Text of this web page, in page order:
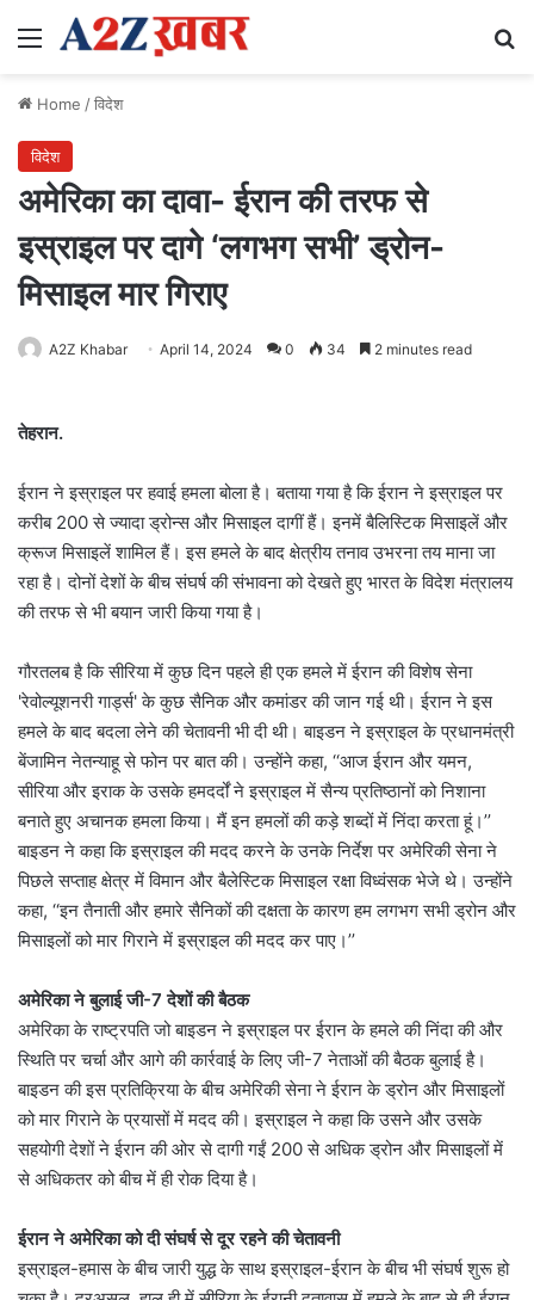
Menu
Home /विदेश
विदेश
अमेरिका का दावा- ईरान की तरफ से
इस्राइल पर दागे ‘लगभग सभी’ ड्रोन-
मिसाइल मार गिराए
A2Z Khabar April 14, 2024 0 34 2 minutes read
तेहरान.
ईरान ने इस्राइल पर हवाई हमला बोला है। बताया गया है कि ईरान ने इस्राइल पर
करीब 200 से ज्यादा ड्रोन्स और मिसाइल दागीं हैं। इनमें बैलिस्टिक मिसाइलें और
क्रूज मिसाइलें शामिल हैं। इस हमले के बाद क्षेत्रीय तनाव उभरना तय माना जा
रहा है। दोनों देशों के बीच संघर्ष की संभावना को देखते हुए भारत के विदेश मंत्रालय
की तरफ से भी बयान जारी किया गया है।
गौरतलब है कि सीरिया में कुछ दिन पहले ही एक हमले में ईरान की विशेष सेना
'रेवोल्यूशनरी गार्ड्स' के कुछ सैनिक और कमांडर की जान गई थी। ईरान ने इस
हमले के बाद बदला लेने की चेतावनी भी दी थी। बाइडन ने इस्राइल के प्रधानमंत्री
बेंजामिन नेतन्याहू से फोन पर बात की। उन्होंने कहा, ‘‘आज ईरान और यमन,
सीरिया और इराक के उसके हमदर्दों ने इस्राइल में सैन्य प्रतिष्ठानों को निशाना
बनाते हुए अचानक हमला किया। मैं इन हमलों की कड़े शब्दों में निंदा करता हूं।’’
बाइडन ने कहा कि इस्राइल की मदद करने के उनके निर्देश पर अमेरिकी सेना ने
पिछले सप्ताह क्षेत्र में विमान और बैलेस्टिक मिसाइल रक्षा विध्वंसक भेजे थे। उन्होंने
कहा, ‘‘इन तैनाती और हमारे सैनिकों की दक्षता के कारण हम लगभग सभी ड्रोन और
मिसाइलों को मार गिराने में इस्राइल की मदद कर पाए।’’
अमेरिका ने बुलाई जी-7 देशों की बैठक
अमेरिका के राष्ट्रपति जो बाइडन ने इस्राइल पर ईरान के हमले की निंदा की और
स्थिति पर चर्चा और आगे की कार्रवाई के लिए जी-7 नेताओं की बैठक बुलाई है।
बाइडन की इस प्रतिक्रिया के बीच अमेरिकी सेना ने ईरान के ड्रोन और मिसाइलों
को मार गिराने के प्रयासों में मदद की। इस्राइल ने कहा कि उसने और उसके
सहयोगी देशों ने ईरान की ओर से दागी गईं 200 से अधिक ड्रोन और मिसाइलों में
से अधिकतर को बीच में ही रोक दिया है।
ईरान ने अमेरिका को दी संघर्ष से दूर रहने की चेतावनी
इस्राइल-हमास के बीच जारी युद्ध के साथ इस्राइल-ईरान के बीच भी संघर्ष शुरू हो